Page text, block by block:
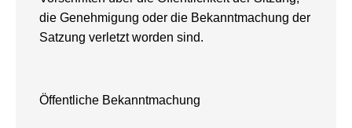
die Genehmigung oder die Bekanntmachung der
Satzung verletzt worden sind.
Öffentliche Bekanntmachung